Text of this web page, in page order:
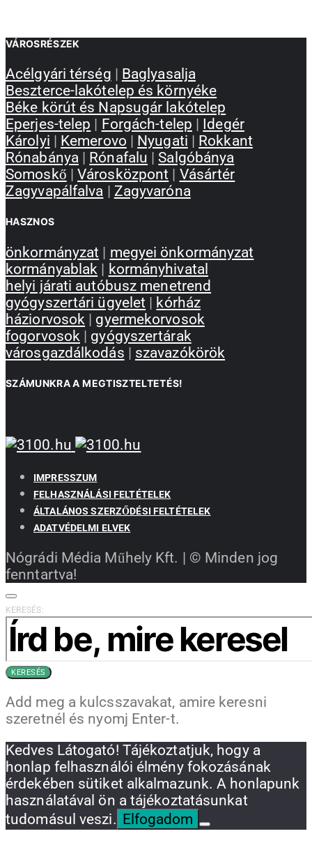
VÁROSRÉSZEK
Acélgyári térség | Baglyasalja
Beszterce-lakótelep és környéke
Béke körút és Napsugár lakótelep
Eperjes-telep | Forgách-telep | Idegér
Károlyi | Kemerovo | Nyugati | Rokkant
Rónabánya| Rónafalu |Salgóbánya
Somoskő |Városközpont | Vásártér
Zagyvapálfalva | Zagyvaróna
HASZNOS
önkormányzat | megyei önkormányzat
kormányablak | kormányhivatal
helyi járati autóbusz menetrend
gyógyszertári ügyelet | kórház
háziorvosok | gyermekorvosok
fogorvosok | gyógyszertárak
városgazdálkodás | szavazókörök
SZÁMUNKRA A MEGTISZTELTETÉS!
IMPRESSZUM
FELHASZNÁLÁSI FELTÉTELEK
ÁLTALÁNOS SZERZŐDÉSI FELTÉTELEK
ADATVÉDELMI ELVEK
Nógrádi Média Műhely Kft. | © Minden jog
fenntartva!
KERESÉS:
KERESÉS
Add meg a kulcsszavakat, amire keresni
szeretnél és nyomj Enter-t.
Kedves Látogató! Tájékoztatjuk, hogy a
honlap felhasználói élmény fokozásának
érdekében sütiket alkalmazunk. A honlapunk
használatával ön a tájékoztatásunkat
tudomásul veszi. Elfogadom